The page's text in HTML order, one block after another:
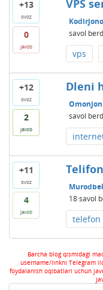
+13
ovoz
0
javob
VPS
savol
vps
+12
ovoz
2
javob
Dleni
Omonjon
savol
+11
ovoz
4
javob
18 savol
telefon
Barcha blog qismidagi
username/linkni Telegram
foydalanish oqibatlari uchun